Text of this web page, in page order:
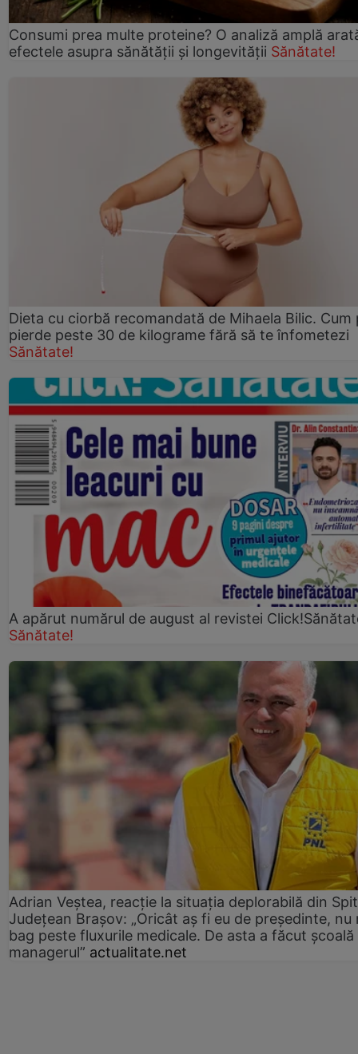
Consumi prea multe proteine? O analiză amplă
efectele asupra sănătății și longevității Sănătate!
Dieta cu ciorbă recomandată de Mihaela Bilic. Cum
pierde peste 30 de kilograme fără să te înfometezi
Sănătate!
A apărut numărul de august al revistei
Sănătate!
Adrian Veștea, reacție la situația deplorabilă din
Județean Brașov: „Oricât aș fi eu de președinte, nu
bag peste fluxurile medicale. De asta a făcut școală
managerul” actualitate.net